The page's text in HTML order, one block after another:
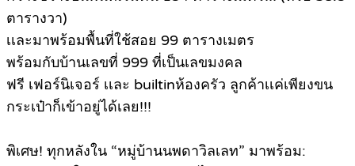
ตารางวา)
เเละมาพร้อมพื้นที่ใช้สอย 99 ตารางเมตร
พร้อมกับบ้านเลขที่ 999 ที่เป็นเลขมงคล
ฟรี เฟอร์นิเจอร์ เเละ builtinห้องครัว ลูกค้าเเค่เพียงขน
กระเป๋าก็เข้าอยู่ได้เลย!!!
พิเศษ! ทุกหลังใน “หมู่บ้านนพดาวิลเลท” มาพร้อม: